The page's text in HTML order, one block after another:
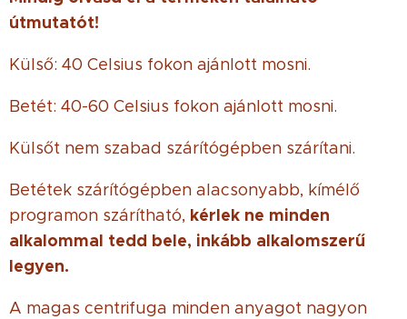
útmutatót!
Külső: 40 Celsius fokon ajánlott mosni.
Betét: 40-60 Celsius fokon ajánlott mosni.
Külsőt nem szabad szárítógépben szárítani.
Betétek szárítógépben alacsonyabb, kímélő
programon szárítható, kérlek ne minden
alkalommal tedd bele, inkább alkalomszerű
legyen.
A magas centrifuga minden anyagot nagyon